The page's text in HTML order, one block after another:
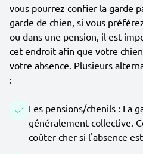
vous pourrez confier la garde
garde de chien, si vous
ou dans une pension, il est
cet endroit afin que votre
votre absence. Plusieurs
:
Les pensions/chenils : La
généralement collective.
coûter cher si l'absence